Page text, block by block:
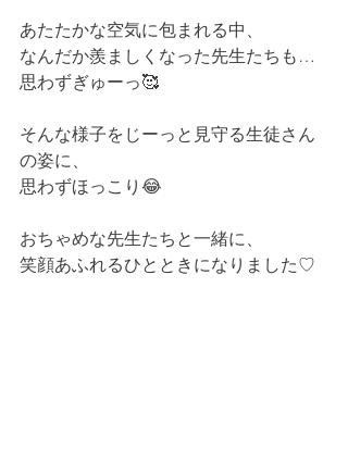
あたたかな空気に包まれる中、
なんだか羨ましくなった先生たちも…
思わずぎゅーっ🥰
そんな様子をじーっと見守る生徒さん
の姿に、
思わずほっこり😂
おちゃめな先生たちと一緒に、
笑顔あふれるひとときになりました♡